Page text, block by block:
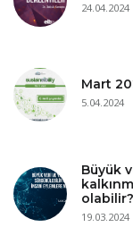
24.04.2024
Mart
5.04.2024
Büyük
olabilir?
19.03.2024